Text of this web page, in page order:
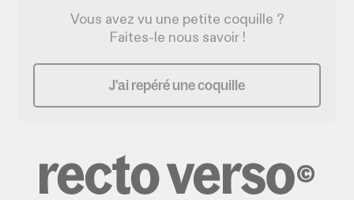
Vous avez vu une petite coquille ?
Faites-le nous savoir !
J'ai repéré une coquille